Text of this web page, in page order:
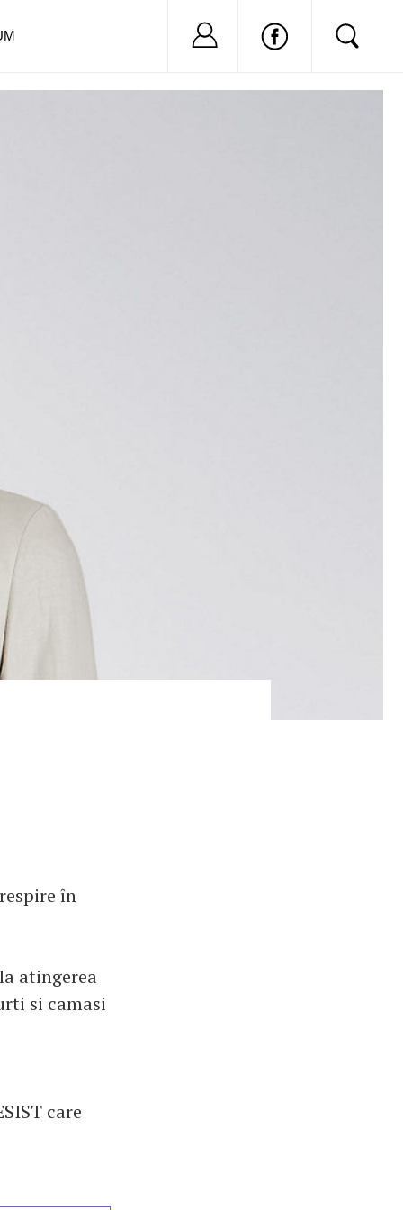
în
atingerea
si camasi
care
Nu ai cont?